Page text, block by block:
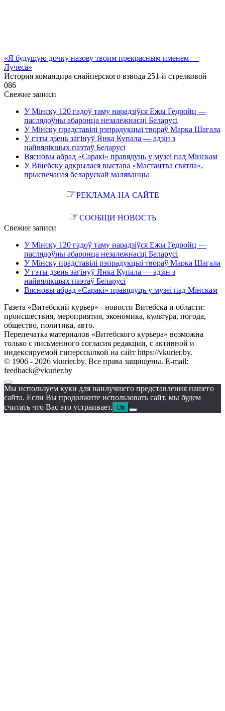
«Я будущую дочку назову твоим прекрасным именем —
Лучёса»
История командира снайперского взвода 251-й стрелковой
086
Свежие записи
У Мінску 120 гадоў таму нарадзіўся Ежы Гедройц —
паслядоўны абаронца незалежнасці Беларусі
У Мінску прадставілі рэпрадукцыі твораў Марка Шагала
У гэты дзень загінуў Янка Купала — адзін з
найвялікшых паэтаў Беларусі
Вясновы абрад «Саракі» правядуць у музеі пад Мінскам
У Віцебску адкрылася выстава «Мастацтва святла»,
прысвечаная беларускай маляванцы
☞РЕКЛАМА НА САЙТЕ
☞СООБЩИ НОВОСТЬ
Свежие записи
У Мінску 120 гадоў таму нарадзіўся Ежы Гедройц —
паслядоўны абаронца незалежнасці Беларусі
У Мінску прадставілі рэпрадукцыі твораў Марка Шагала
У гэты дзень загінуў Янка Купала — адзін з
найвялікшых паэтаў Беларусі
Вясновы абрад «Саракі» правядуць у музеі пад Мінскам
Газета «Витебский курьер» - новости Витебска и области:
происшествия, мероприятия, экономика, культура, погода,
общество, политика, авто.
Перепечатка материалов «Витебского курьера» возможна
только с письменного согласия редакции, с активной и
индексируемой гиперссылкой на сайт https://vkurier.by.
© 1906 - 2026 vkurier.by. Все права защищены. E-mail:
feedback@vkurier.by
Мы используем куки для наилучшего представления нашего
сайта. Если Вы продолжите использовать сайт, мы будем
считать что Вас это устраивает. Ok